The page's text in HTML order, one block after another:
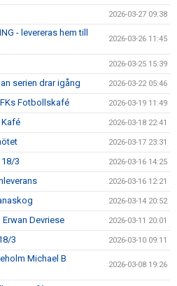
2026-03-27 09:38
- levereras hem till
2026-03-26 11:45
2026-03-25 15:39
serien drar igång 2026-03-22 05:46
Fotbollskafé 2026-03-19 11:49
2026-03-18 22:41
2026-03-17 23:31
18/3 2026-03-16 14:25
2026-03-16 12:21
2026-03-14 20:52
Devriese 2026-03-11 20:01
3 2026-03-10 09:11
Michael B
2026-03-08 19:26